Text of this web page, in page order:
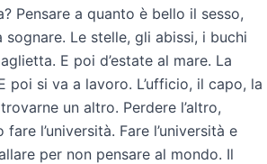
Pensare a quanto è bello il sesso,
Le stelle, gli abissi, i buchi
E poi d’estate al mare. La
si va a lavoro. L’ufficio, il capo, la
un altro. Perdere l’altro,
l’università. Fare l’università e
per non pensare al mondo. Il